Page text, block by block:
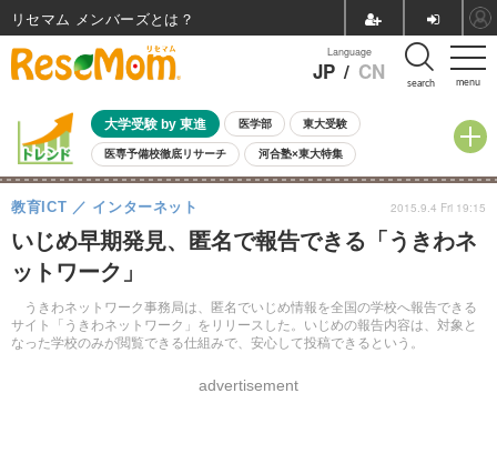
menu
Language
JP / CN search
大学受験 by 東進 医学部 東大受験
医専予備校徹底リサーチ 河合塾×東大特集
親子で考える大学選び 高校受験 中学受験 小学校受験
共通テスト 夏休み 8月開催学校説明会・相談会
8月開催イベント・WS 全国公立高校 過去問 人気記事
自由研究教材（小学生向け）
いじめ早期発見、匿名で報告できる「うきわネ
ットワーク」
うきわネットワーク事務局は、匿名でいじめ情報を全国の学校へ報告できる
サイト「うきわネットワーク」をリリースした。いじめの報告内容は、対象と
なった学校のみが閲覧できる仕組みで、安心して投稿できるという。
教育ICT インターネット
advertisement
2015.9.4 Fri 19:15
リセマム メンバーズ